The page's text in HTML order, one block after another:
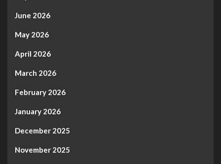
June 2026
May 2026
April 2026
March 2026
February 2026
January 2026
December 2025
November 2025